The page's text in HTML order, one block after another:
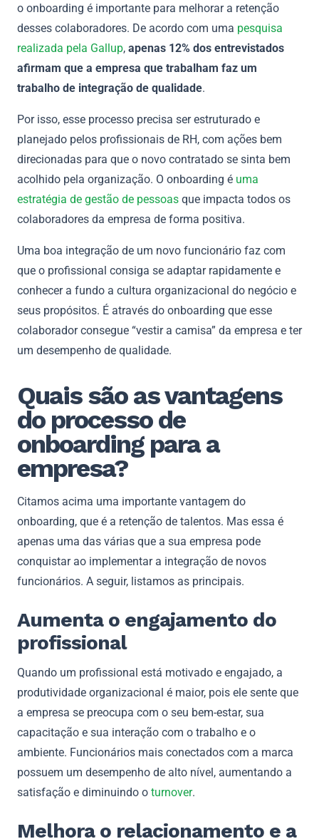
o onboarding é importante para melhorar a retenção
desses colaboradores. De acordo com uma pesquisa
realizada pela Gallup, apenas 12% dos entrevistados
afirmam que a empresa que trabalham faz um
trabalho de integração de qualidade.
Por isso, esse processo precisa ser estruturado e
planejado pelos profissionais de RH, com ações bem
direcionadas para que o novo contratado se sinta bem
acolhido pela organização. O onboarding é uma
estratégia de gestão de pessoas que impacta todos os
colaboradores da empresa de forma positiva.
Uma boa integração de um novo funcionário faz com
que o profissional consiga se adaptar rapidamente e
conhecer a fundo a cultura organizacional do negócio e
seus propósitos. É através do onboarding que esse
colaborador consegue “vestir a camisa” da empresa e ter
um desempenho de qualidade.
Quais são as vantagens
do processo de
onboarding para a
empresa?
Citamos acima uma importante vantagem do
onboarding, que é a retenção de talentos. Mas essa é
apenas uma das várias que a sua empresa pode
conquistar ao implementar a integração de novos
funcionários. A seguir, listamos as principais.
Aumenta o engajamento do
profissional
Quando um profissional está motivado e engajado, a
produtividade organizacional é maior, pois ele sente que
a empresa se preocupa com o seu bem-estar, sua
capacitação e sua interação com o trabalho e o
ambiente. Funcionários mais conectados com a marca
possuem um desempenho de alto nível, aumentando a
satisfação e diminuindo o turnover.
Melhora o relacionamento e a